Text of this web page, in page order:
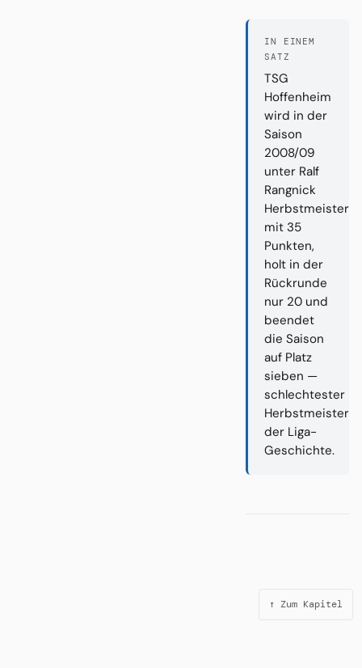
IN EINEM
SATZ
TSG
Hoffenheim
wird in der
Saison
2008/09
unter Ralf
Rangnick
Herbstmeister
mit 35
Punkten,
holt in der
Rückrunde
nur 20 und
beendet
die Saison
auf Platz
sieben —
schlechtester
Herbstmeister
der Liga-
Geschichte.
↑ Zum Kapitel